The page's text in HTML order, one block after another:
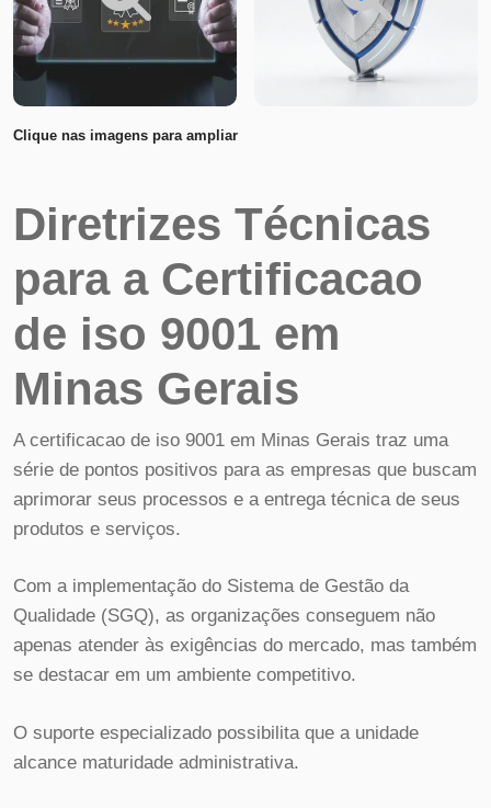
Clique nas imagens para ampliar
Diretrizes Técnicas
para a Certificacao
de iso 9001 em
Minas Gerais
A certificacao de iso 9001 em Minas Gerais traz uma
série de pontos positivos para as empresas que buscam
aprimorar seus processos e a entrega técnica de seus
produtos e serviços.
Com a implementação do Sistema de Gestão da
Qualidade (SGQ), as organizações conseguem não
apenas atender às exigências do mercado, mas também
se destacar em um ambiente competitivo.
O suporte especializado possibilita que a unidade
alcance maturidade administrativa.